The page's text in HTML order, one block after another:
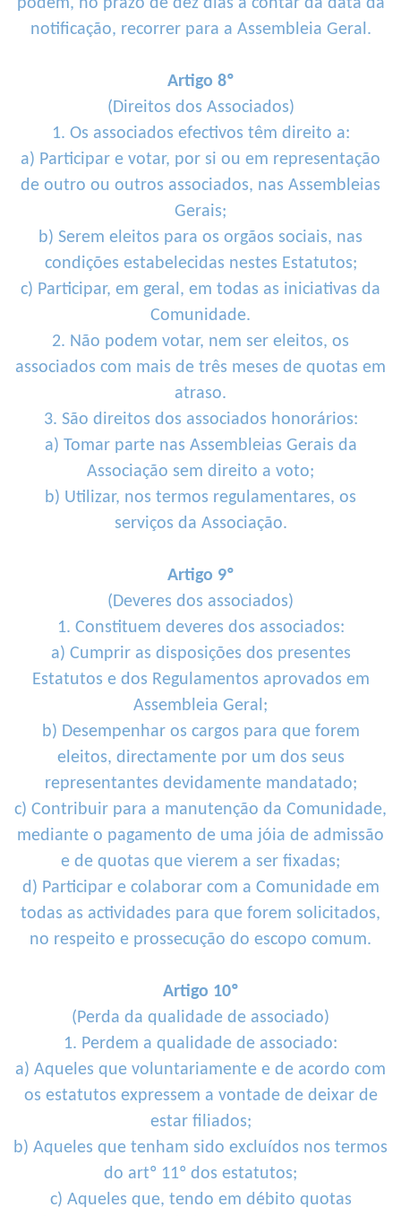
podem, no prazo de dez dias a contar da data da
notificação, recorrer para a Assembleia Geral.
Artigo 8º
(Direitos dos Associados)
1. Os associados efectivos têm direito a:
a) Participar e votar, por si ou em representação
de outro ou outros associados, nas Assembleias
Gerais;
b) Serem eleitos para os orgãos sociais, nas
condições estabelecidas nestes Estatutos;
c) Participar, em geral, em todas as iniciativas da
Comunidade.
2. Não podem votar, nem ser eleitos, os
associados com mais de três meses de quotas em
atraso.
3. São direitos dos associados honorários:
a) Tomar parte nas Assembleias Gerais da
Associação sem direito a voto;
b) Utilizar, nos termos regulamentares, os
serviços da Associação.
Artigo 9º
(Deveres dos associados)
1. Constituem deveres dos associados:
a) Cumprir as disposições dos presentes
Estatutos e dos Regulamentos aprovados em
Assembleia Geral;
b) Desempenhar os cargos para que forem
eleitos, directamente por um dos seus
representantes devidamente mandatado;
c) Contribuir para a manutenção da Comunidade,
mediante o pagamento de uma jóia de admissão
e de quotas que vierem a ser fixadas;
d) Participar e colaborar com a Comunidade em
todas as actividades para que forem solicitados,
no respeito e prossecução do escopo comum.
Artigo 10º
(Perda da qualidade de associado)
1. Perdem a qualidade de associado:
a) Aqueles que voluntariamente e de acordo com
os estatutos expressem a vontade de deixar de
estar filiados;
b) Aqueles que tenham sido excluídos nos termos
do artº 11º dos estatutos;
c) Aqueles que, tendo em débito quotas